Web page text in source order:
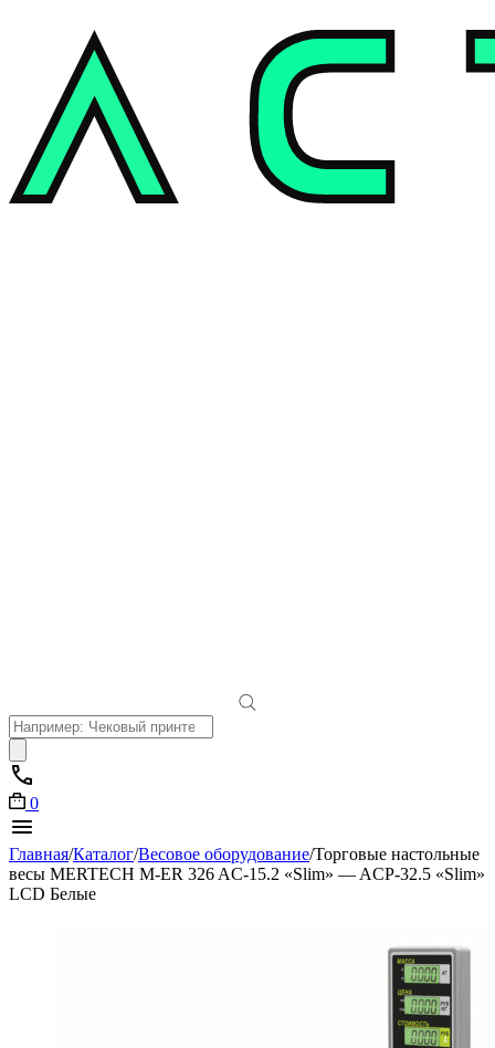
Поиск
товаров
0
Главная/Каталог/Весовое оборудование/Торговые настольные
весы MERTECH M-ER 326 AC-15.2 «Slim» — ACP-32.5 «Slim»
LCD Белые